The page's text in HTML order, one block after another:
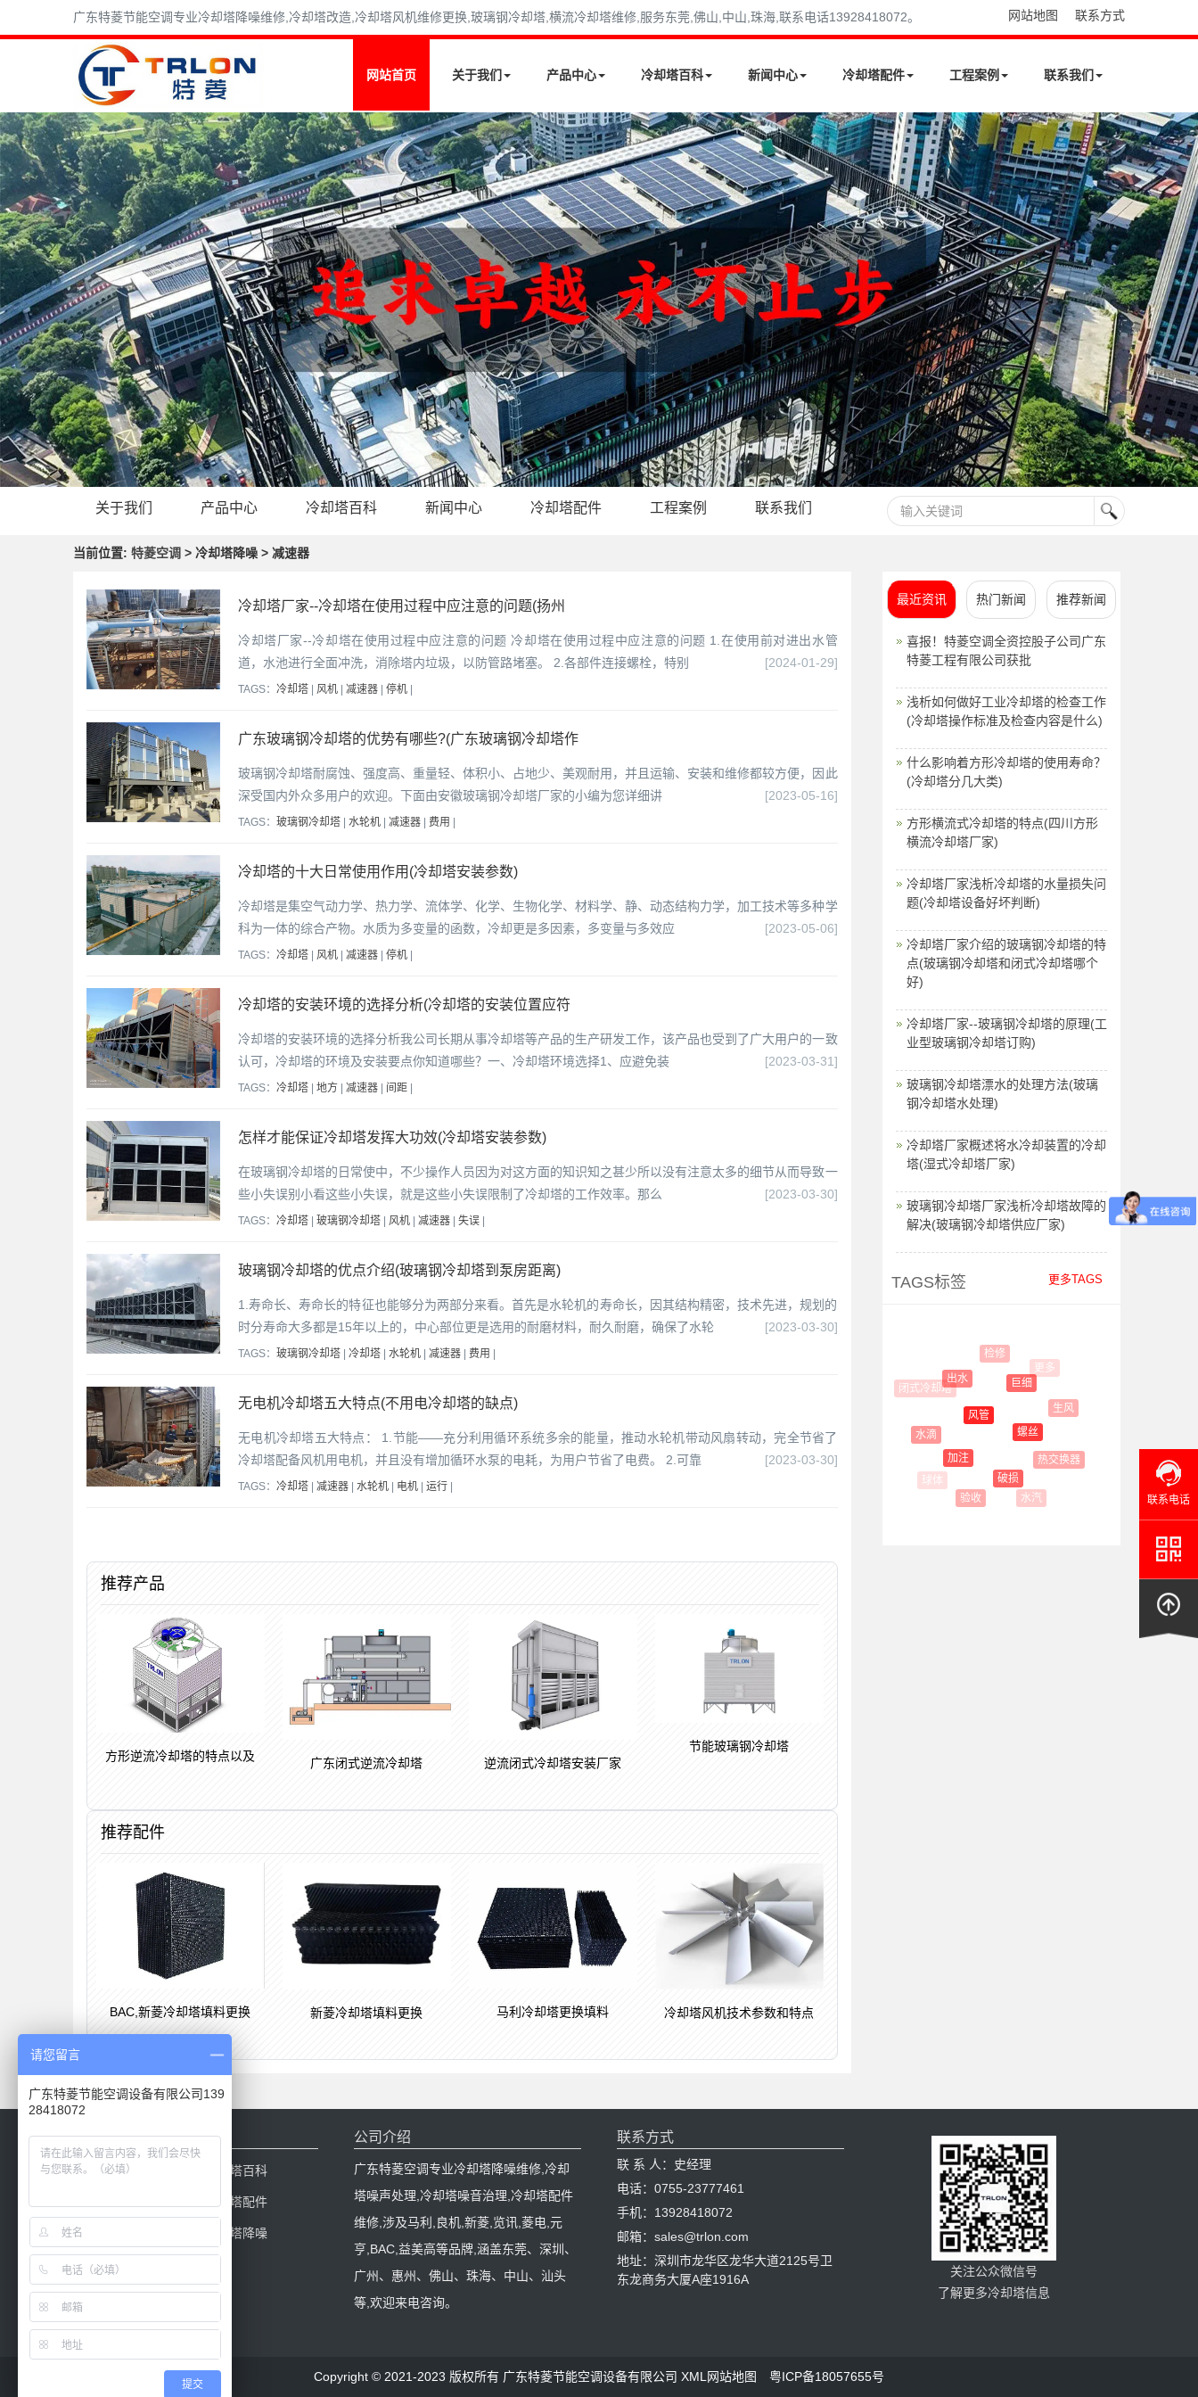
广东特菱节能空调专业冷却塔降噪维修,冷却塔改造,冷却塔风机维修更换,玻璃钢冷却塔,横流冷却塔维修,服务东莞,佛山,中山,珠海,联系电话13928418072。 网站地图 联系方式
网站首页 关于我们 产品中心 冷却塔百科 新闻中心 冷却塔配件 工程案例 联系我们
关于我们 产品中心 冷却塔百科 新闻中心 冷却塔配件 工程案例 联系我们
当前位置: 特菱空调 > 冷却塔降噪 > 减速器
冷却塔厂家--冷却塔在使用过程中应注意的问题(扬州
冷却塔厂家--冷却塔在使用过程中应注意的问题 冷却塔在使用过程中应注意的问题 1.在使用前对进出水管
道，水池进行全面冲洗，消除塔内垃圾，以防管路堵塞。 2.各部件连接螺栓，特别
[2024-01-29]
TAGS： 冷却塔 | 风机 | 减速器 | 停机 |
广东玻璃钢冷却塔的优势有哪些?(广东玻璃钢冷却塔作
玻璃钢冷却塔耐腐蚀、强度高、重量轻、体积小、占地少、美观耐用，并且运输、安装和维修都较方便，因此
深受国内外众多用户的欢迎。下面由安徽玻璃钢冷却塔厂家的小编为您详细讲
[2023-05-16]
TAGS： 玻璃钢冷却塔 | 水轮机 | 减速器 | 费用 |
冷却塔的十大日常使用作用(冷却塔安装参数)
冷却塔是集空气动力学、热力学、流体学、化学、生物化学、材料学、静、动态结构力学，加工技术等多种学
科为一体的综合产物。水质为多变量的函数，冷却更是多因素，多变量与多效应
[2023-05-06]
TAGS： 冷却塔 | 风机 | 减速器 | 停机 |
冷却塔的安装环境的选择分析(冷却塔的安装位置应符
冷却塔的安装环境的选择分析我公司长期从事冷却塔等产品的生产研发工作，该产品也受到了广大用户的一致
认可，冷却塔的环境及安装要点你知道哪些？一、冷却塔环境选择1、应避免装
[2023-03-31]
TAGS： 冷却塔 | 地方 | 减速器 | 间距 |
怎样才能保证冷却塔发挥大功效(冷却塔安装参数)
在玻璃钢冷却塔的日常使中，不少操作人员因为对这方面的知识知之甚少所以没有注意太多的细节从而导致一
些小失误别小看这些小失误，就是这些小失误限制了冷却塔的工作效率。那么
[2023-03-30]
TAGS： 冷却塔 | 玻璃钢冷却塔 | 风机 | 减速器 | 失误 |
玻璃钢冷却塔的优点介绍(玻璃钢冷却塔到泵房距离)
1.寿命长、寿命长的特征也能够分为两部分来看。首先是水轮机的寿命长，因其结构精密，技术先进，规划的
时分寿命大多都是15年以上的，中心部位更是选用的耐磨材料，耐久耐磨，确保了水轮
[2023-03-30]
TAGS： 玻璃钢冷却塔 | 冷却塔 | 水轮机 | 减速器 | 费用 |
无电机冷却塔五大特点(不用电冷却塔的缺点)
无电机冷却塔五大特点： 1.节能——充分利用循环系统多余的能量，推动水轮机带动风扇转动，完全节省了
冷却塔配备风机用电机，并且没有增加循环水泵的电耗，为用户节省了电费。 2.可靠
[2023-03-30]
TAGS： 冷却塔 | 减速器 | 水轮机 | 电机 | 运行 |
推荐产品
方形逆流冷却塔的特点以及
广东闭式逆流冷却塔 逆流闭式冷却塔安装厂家
节能玻璃钢冷却塔
推荐配件
BAC,新菱冷却塔填料更换 新菱冷却塔填料更换 马利冷却塔更换填料 冷却塔风机技术参数和特点
最近资讯 热门新闻 推荐新闻
喜报！特菱空调全资控股子公司广东
特菱工程有限公司获批
浅析如何做好工业冷却塔的检查工作
(冷却塔操作标准及检查内容是什么)
什么影响着方形冷却塔的使用寿命？
(冷却塔分几大类)
方形横流式冷却塔的特点(四川方形
横流冷却塔厂家)
冷却塔厂家浅析冷却塔的水量损失问
题(冷却塔设备好坏判断)
冷却塔厂家介绍的玻璃钢冷却塔的特
点(玻璃钢冷却塔和闭式冷却塔哪个
好)
冷却塔厂家--玻璃钢冷却塔的原理(工
业型玻璃钢冷却塔订购)
玻璃钢冷却塔漂水的处理方法(玻璃
钢冷却塔水处理)
冷却塔厂家概述将水冷却装置的冷却
塔(湿式冷却塔厂家)
玻璃钢冷却塔厂家浅析冷却塔故障的
解决(玻璃钢冷却塔供应厂家)
TAGS标签 更多TAGS
水滴
加注
风管
出水
闭式冷却塔
验收
破损
螺丝
巨细
检修
水汽
热交换器
生风
更多
网站导航
网站首页 冷却塔百科
冷却塔配件
冷却塔降噪
工程案例
公司介绍
广东特菱空调专业冷却塔降噪维修,冷却
塔噪声处理,冷却塔噪音治理,冷却塔配件
维修,涉及马利,良机,新菱,览讯,菱电,元
亨,BAC,益美高等品牌,涵盖东莞、深圳、
广州、惠州、佛山、珠海、中山、汕头
等,欢迎来电咨询。
联系方式
联 系 人：史经理
电话：0755-23777461
手机：13928418072
邮箱：sales@trlon.com
地址：深圳市龙华区龙华大道2125号卫
东龙商务大厦A座1916A
关注公众微信号
了解更多冷却塔信息
Copyright © 2021-2023 版权所有 广东特菱节能空调设备有限公司 XML网站地图 粤ICP备18057655号
联系电话
请您留言
广东特菱节能空调设备有限公司139
28418072
提交